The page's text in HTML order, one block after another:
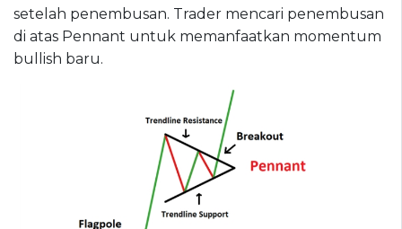
setelah penembusan. Trader mencari penembusan
di atas Pennant untuk memanfaatkan momentum
bullish baru.